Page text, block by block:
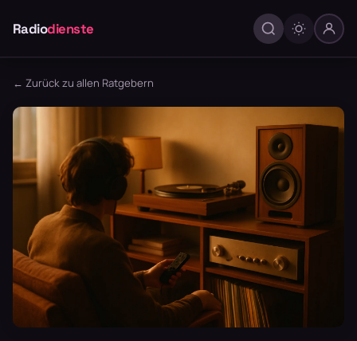
Radiodienste
← Zurück zu allen Ratgebern